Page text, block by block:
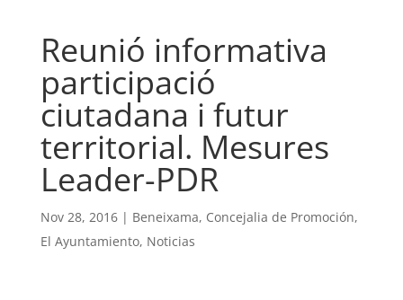
Reunió informativa
participació
ciutadana i futur
territorial. Mesures
Leader-PDR
Nov 28, 2016| Beneixama, Concejalia de Promoción,
El Ayuntamiento, Noticias